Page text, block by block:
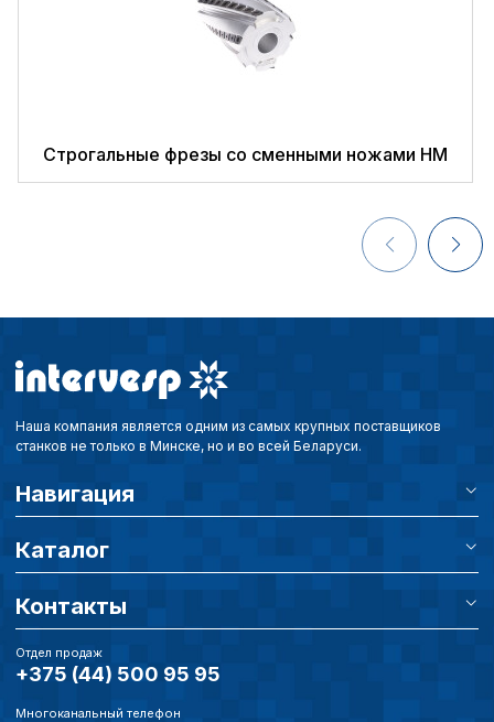
Строгальные фрезы со сменными ножами HM
Наша компания является одним из самых крупных поставщиков
станков не только в Минске, но и во всей Беларуси.
Навигация
Каталог
Контакты
Отдел продаж
+375 (44) 500 95 95
Многоканальный телефон